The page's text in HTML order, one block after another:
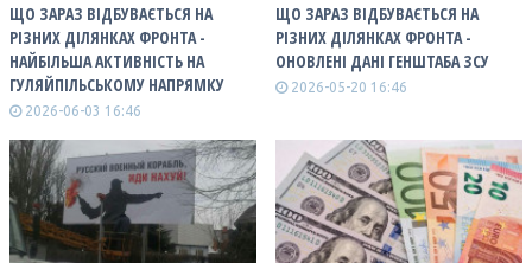
ЩО ЗАРАЗ ВІДБУВАЄТЬСЯ НА
РІЗНИХ ДІЛЯНКАХ ФРОНТА -
НАЙБІЛЬША АКТИВНІСТЬ НА
ГУЛЯЙПІЛЬСЬКОМУ НАПРЯМКУ
2026-06-03 16:46
ЩО ЗАРАЗ ВІДБУВАЄТЬСЯ НА
РІЗНИХ ДІЛЯНКАХ ФРОНТА -
ОНОВЛЕНІ ДАНІ ГЕНШТАБА ЗСУ
2026-05-20 16:46